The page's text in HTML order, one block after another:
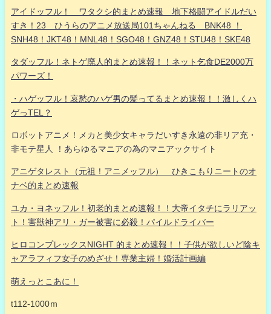
アイドッフル！ ワタクシ的まとめ速報 地下格闘アイドルだい
すき！23 ひうらのアニメ放送局101ちゃんねる BNK48 ！
SNH48！JKT48！MNL48！SGO48！GNZ48！STU48！SKE48
タダッフル！ネトゲ廃人的まとめ速報！！ネット乞食DE2000万
パワーズ！
・ハゲッフル！哀愁のハゲ男の髪ってるまとめ速報！！激しくハ
ゲっTEL？
ロボットアニメ！メカと美少女キャラだいすき永遠の非リア充・
非モテ星人 ！あらゆるマニアの為のマニアックサイト
アニゲタレスト（元祖！アニメッフル） ひきこもりニートのオ
ナベ的まとめ速報
ユカ・ヨネッフル！初老的まとめ速報！！大帝イタチにラリアッ
ト！害獣神アリ・ガー被害に必殺！パイルドライバー
ヒロコンプレックスNIGHT 的まとめ速報！！子供が欲しいど陰キ
ャアラフィフ女子のめざせ！専業主婦！婚活計画編
萌えっとこあに！
t112-1000ｍ